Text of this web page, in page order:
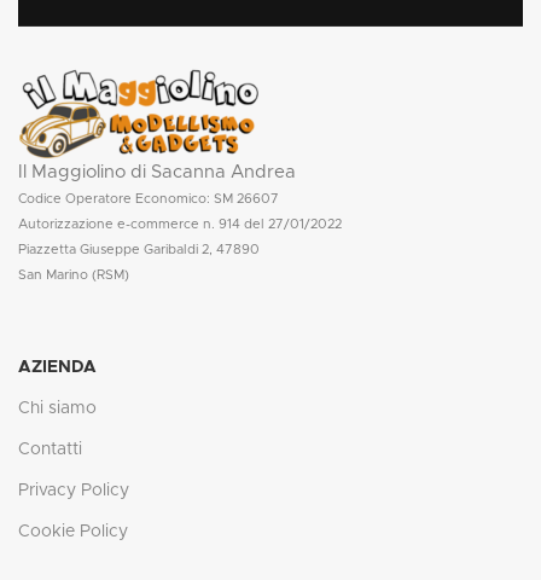
Il Maggiolino di Sacanna Andrea
Codice Operatore Economico: SM 26607
Autorizzazione e-commerce n. 914 del 27/01/2022
Piazzetta Giuseppe Garibaldi 2, 47890
San Marino (RSM)
AZIENDA
Chi siamo
Contatti
Privacy Policy
Cookie Policy